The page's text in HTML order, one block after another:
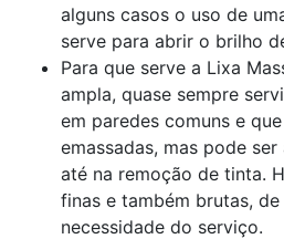
alguns casos o uso de
serve para abrir o brilho
Para que serve a Lixa
ampla, quase sempre
em paredes comuns e
emassadas, mas pode
até na remoção de tinta.
finas e também brutas,
necessidade do serviço.